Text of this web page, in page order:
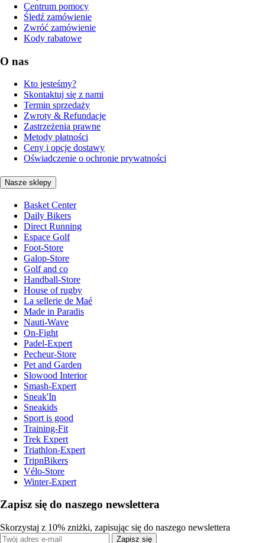
Centrum pomocy
Śledź zamówienie
Zwróć zamówienie
Kody rabatowe
O nas
Kto jesteśmy?
Skontaktuj się z nami
Termin sprzedaży
Zwroty & Refundacje
Zastrzeżenia prawne
Metody płatności
Ceny i opcje dostawy
Oświadczenie o ochronie prywatności
Nasze sklepy
Basket Center
Daily Bikers
Direct Running
Espace Golf
Foot-Store
Galop-Store
Golf and co
Handball-Store
House of rugby
La sellerie de Maé
Made in Paradis
Nauti-Wave
On-Fight
Padel-Expert
Pecheur-Store
Pet and Garden
Slowood Interior
Smash-Expert
Sneak'In
Sneakids
Sport is good
Training-Fit
Trek Expert
Triathlon-Expert
TripnBikers
Vélo-Store
Winter-Expert
Zapisz się do naszego newslettera
Skorzystaj z 10% zniżki, zapisując się do naszego newslettera
Zapisz się